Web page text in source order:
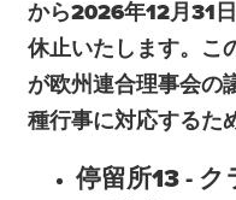
から2026年12月31
休止いたします。こ
が欧州連合理事会の
種行事に対応するた
停留所13 -